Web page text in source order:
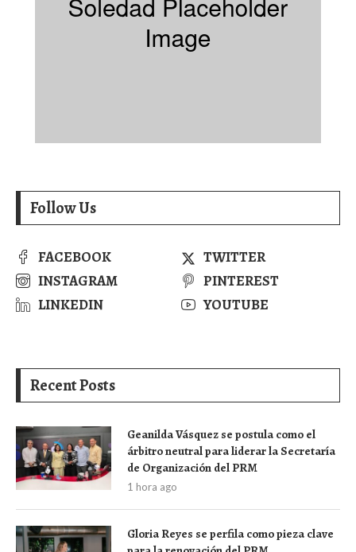
Follow Us
FACEBOOK
TWITTER
INSTAGRAM
PINTEREST
LINKEDIN
YOUTUBE
Recent Posts
Geanilda Vásquez se postula como el
árbitro neutral para liderar la Secretaría
de Organización del PRM
1 hora ago
Gloria Reyes se perfila como pieza clave